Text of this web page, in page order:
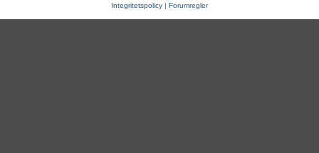
Integritetspolicy | Forumregler